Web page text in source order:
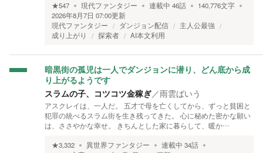
★547 現代ファンタジー 連載中 46話 140,776文字
2026年8月7日 07:00更新
現代ファンタジー
ダンジョン配信
主人公最強
成り上がり
探索者 AI本文利用
暗黒街の孤児は一人でダンジョンに潜り、どん底から成
り上がるようです
スラムの子、コツコツ金稼ぎ／雨雲ばいう
アスクレイは、一人だ。 五才で母を亡くしてから、ずっと貧困と
犯罪の統べるスラム街を生き残ってきた。 心に秘めた密かな願い
は、ささやかな幸せ。 きちんとした家に暮らして、暖か…
★3,332 異世界ファンタジー 連載中 34話